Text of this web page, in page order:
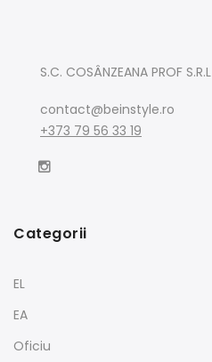
S.C. COSÂNZEANA PROF S.R.L
contact@beinstyle.ro
+373 79 56 33 19
Categorii
EL
EA
Oficiu